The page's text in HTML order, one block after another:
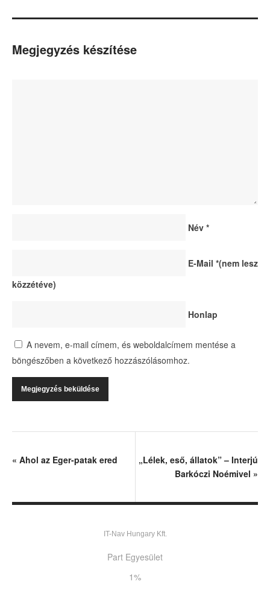
Megjegyzés készítése
Név *
E-Mail *(nem lesz
közzétéve)
Honlap
A nevem, e-mail címem, és weboldalcímem mentése a
böngészőben a következő hozzászólásomhoz.
« Ahol az Eger-patak ered
„Lélek, eső, állatok” – Interjú
Barkóczi Noémivel »
IT-Nav Hungary Kft.
Part Egyesület
1%